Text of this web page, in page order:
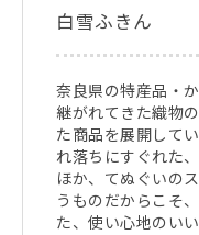
白雪ふきん
奈良県の特産品・
継がれてきた織物
た商品を展開して
れ落ちにすぐれた
ほか、てぬぐいの
うものだからこそ
た、使い心地のい